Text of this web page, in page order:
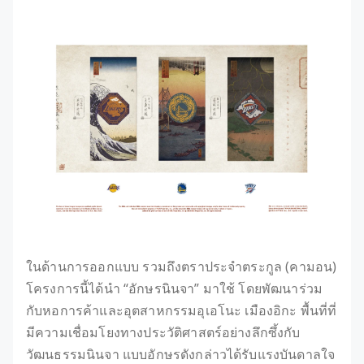
ในด้านการออกแบบ รวมถึงตราประจำตระกูล (คามอน)
โครงการนี้ได้นำ “อักษรนินจา” มาใช้ โดยพัฒนาร่วม
กับหอการค้าและอุตสาหกรรมอุเอโนะ เมืองอิกะ พื้นที่ที่
มีความเชื่อมโยงทางประวัติศาสตร์อย่างลึกซึ้งกับ
วัฒนธรรมนินจา แบบอักษรดังกล่าวได้รับแรงบันดาลใจ